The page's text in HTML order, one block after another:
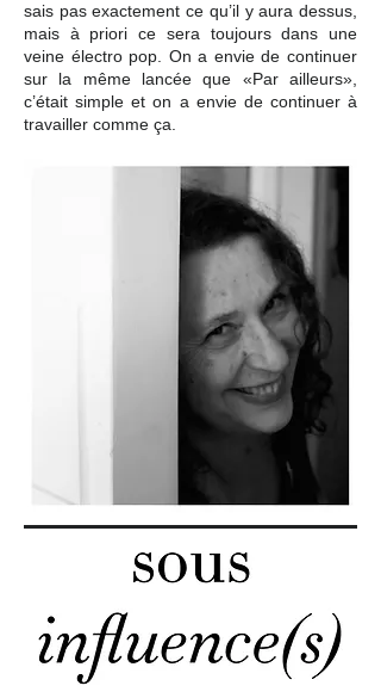
sais pas exactement ce qu’il y aura dessus,
mais à priori ce sera toujours dans une
veine électro pop. On a envie de continuer
sur la même lancée que «Par ailleurs»,
c’était simple et on a envie de continuer à
travailler comme ça.